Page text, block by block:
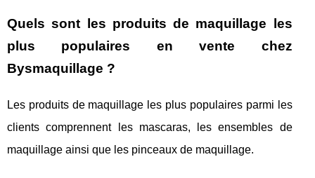
Quels sont les produits de maquillage les
plus populaires en vente chez
Bysmaquillage ?
Les produits de maquillage les plus populaires parmi les
clients comprennent les mascaras, les ensembles de
maquillage ainsi que les pinceaux de maquillage.